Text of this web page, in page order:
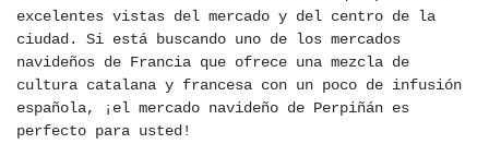
excelentes vistas del mercado y del centro de la
ciudad. Si está buscando uno de los mercados
navideños de Francia que ofrece una mezcla de
cultura catalana y francesa con un poco de infusión
española, ¡el mercado navideño de Perpiñán es
perfecto para usted!